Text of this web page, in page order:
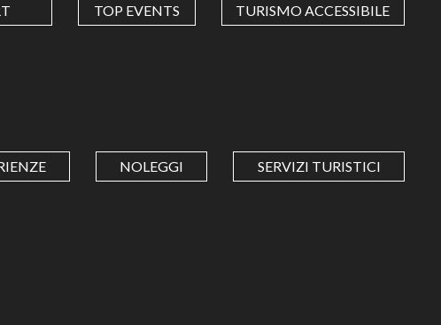
TOP EVENTS TURISMO ACCESSIBILE
NOLEGGI SERVIZI TURISTICI